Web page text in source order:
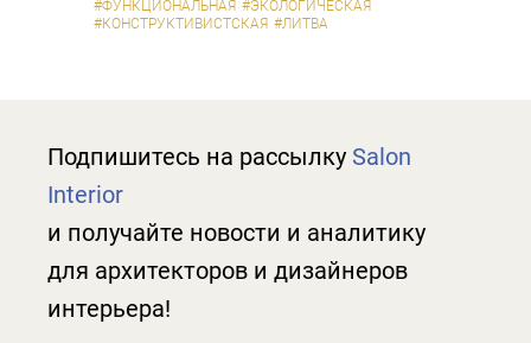
#ФУНКЦИОНАЛЬНАЯ #ЭКОЛОГИЧЕСКАЯ
#КОНСТРУКТИВИСТСКАЯ #ЛИТВА
Подпишитесь на рассылку Salon
Interior
и получайте новости и аналитику
для архитекторов и дизайнеров
интерьера!